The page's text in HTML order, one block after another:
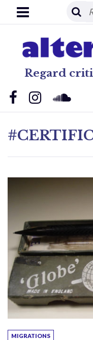
Regard
MIGRATIONS